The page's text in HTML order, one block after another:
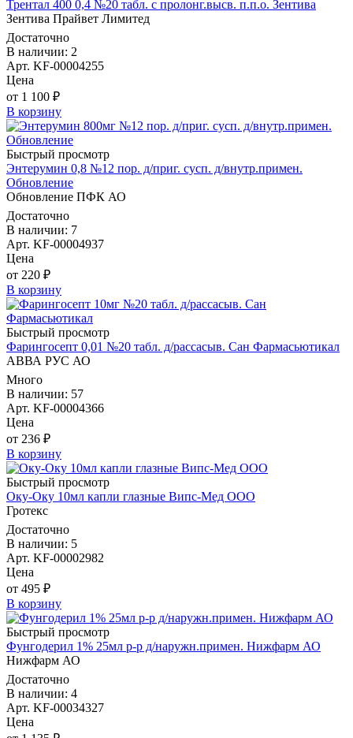
Трентал 400 0,4 №20 табл. с пролонг.высв. п.п.о. Зентива
Зентива Прайвет Лимитед
Достаточно
В наличии: 2
Арт. KF-00004255
Цена
от 1 100 ₽
В корзину
Быстрый просмотр
Энтерумин 0,8 №12 пор. д/приг. сусп. д/внутр.примен.
Обновление
Обновление ПФК АО
Достаточно
В наличии: 7
Арт. KF-00004937
Цена
от 220 ₽
В корзину
Быстрый просмотр
Фарингосепт 0,01 №20 табл. д/рассасыв. Сан Фармасьютикал
АВВА РУС АО
Много
В наличии: 57
Арт. KF-00004366
Цена
от 236 ₽
В корзину
Быстрый просмотр
Оку-Оку 10мл капли глазные Випс-Мед ООО
Гротекс
Достаточно
В наличии: 5
Арт. KF-00002982
Цена
от 495 ₽
В корзину
Быстрый просмотр
Фунгодерил 1% 25мл р-р д/наружн.примен. Нижфарм АО
Нижфарм АО
Достаточно
В наличии: 4
Арт. KF-00034327
Цена